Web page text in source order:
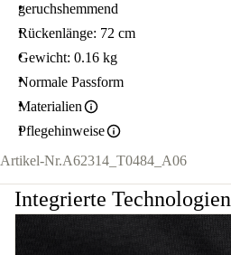
geruchshemmend
Rückenlänge: 72 cm
Gewicht: 0.16 kg
Normale Passform
Materialien
Pflegehinweise
Artikel-Nr.A62314_T0484_A06
Integrierte Technologien